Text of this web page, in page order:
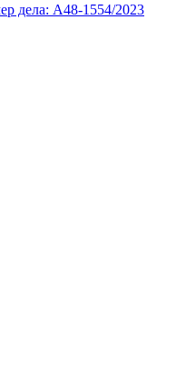
дела: А48-1554/2023